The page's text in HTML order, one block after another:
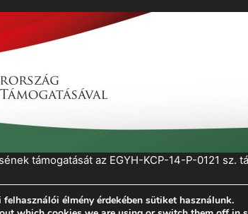
támogatását az EGYH-KCP-14-P-0121
élmény érdekében sütiket használunk.